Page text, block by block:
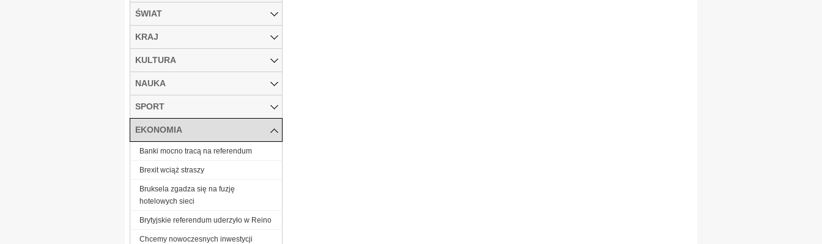
ŚWIAT
KRAJ
KULTURA
NAUKA
SPORT
EKONOMIA
Banki mocno tracą na referendum
Brexit wciąż straszy
Bruksela zgadza się na fuzję
hotelowych sieci
Brytyjskie referendum uderzyło w Reino
Chcemy nowoczesnych inwestycji